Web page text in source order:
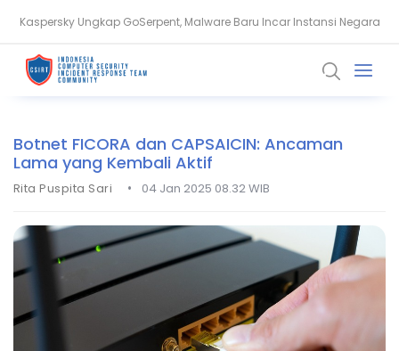
Kaspersky Ungkap GoSerpent, Malware Baru Incar Instansi Negara
Apa Itu Serangan AI Adversarial? Ini Cara Kerja dan Risikonya
Botnet FICORA dan CAPSAICIN: Ancaman
Lama yang Kembali Aktif
Rita Puspita Sari • 04 Jan 2025 08.32 WIB